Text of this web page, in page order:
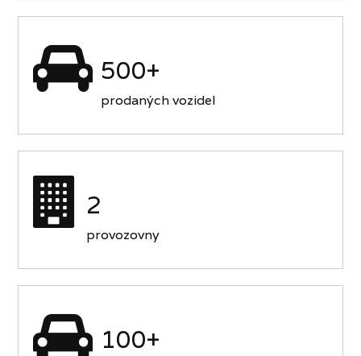
500+
prodaných vozidel
2
provozovny
100+